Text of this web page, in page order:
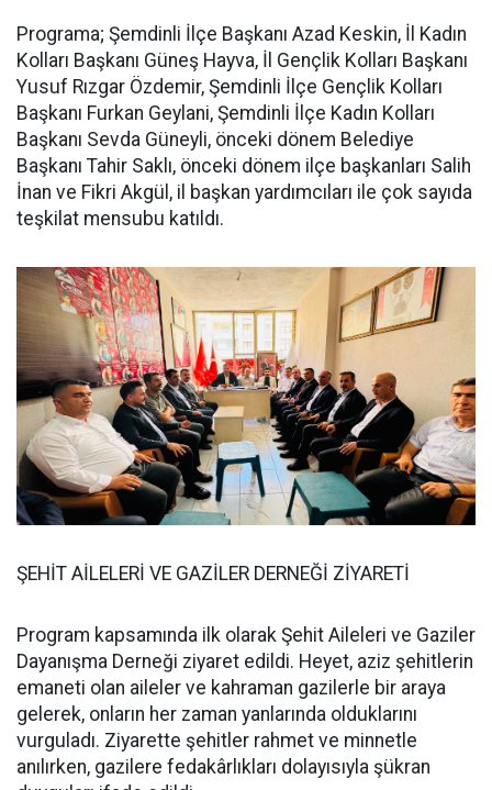
Programa; Şemdinli İlçe Başkanı Azad Keskin, İl Kadın
Kolları Başkanı Güneş Hayva, İl Gençlik Kolları Başkanı
Yusuf Rızgar Özdemir, Şemdinli İlçe Gençlik Kolları
Başkanı Furkan Geylani, Şemdinli İlçe Kadın Kolları
Başkanı Sevda Güneyli, önceki dönem Belediye
Başkanı Tahir Saklı, önceki dönem ilçe başkanları Salih
İnan ve Fikri Akgül, il başkan yardımcıları ile çok sayıda
teşkilat mensubu katıldı.
ŞEHİT AİLELERİ VE GAZİLER DERNEĞİ ZİYARETİ
Program kapsamında ilk olarak Şehit Aileleri ve Gaziler
Dayanışma Derneği ziyaret edildi. Heyet, aziz şehitlerin
emaneti olan aileler ve kahraman gazilerle bir araya
gelerek, onların her zaman yanlarında olduklarını
vurguladı. Ziyarette şehitler rahmet ve minnetle
anılırken, gazilere fedakârlıkları dolayısıyla şükran